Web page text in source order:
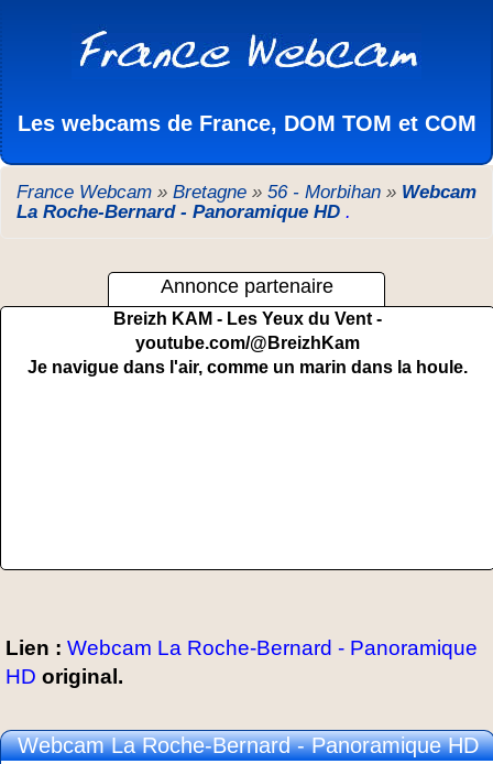
Les webcams de France, DOM TOM et COM
France Webcam » Bretagne » 56 - Morbihan » Webcam
La Roche-Bernard - Panoramique HD .
Annonce partenaire
Breizh KAM - Les Yeux du Vent -
youtube.com/@BreizhKam
Je navigue dans l'air, comme un marin dans la houle.
Lien : Webcam La Roche-Bernard - Panoramique
HD original.
Webcam La Roche-Bernard - Panoramique HD